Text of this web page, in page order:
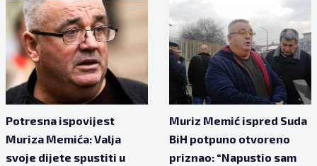
Potresna ispovijest
Muriza Memića: Valja
svoje dijete spustiti u
Muriz Memić ispred Suda
BiH potpuno otvoreno
priznao: “Napustio sam